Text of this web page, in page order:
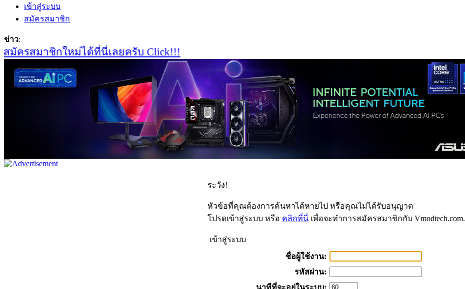
เข้าสู่ระบบ
สมัครสมาชิก
ข่าว:
รสมาชิกใหม่ได้ที่นี่เลยครับ Click!!!
ระวัง!
หัวข้อที่คุณต้องการค้นหาได้หายไป หรือคุณไม่ได้รับอนุญาต
โปรดเข้าสู่ระบบ หรือ คลิกที่นี่เพื่อจะทำการสมัครสมาชิกกับ Vmodtech.com.
เข้าสู่ระบบ
ชื่อผู้ใช้งาน:
รหัสผ่าน:
นาทีที่จะอยู่ในระบบ: